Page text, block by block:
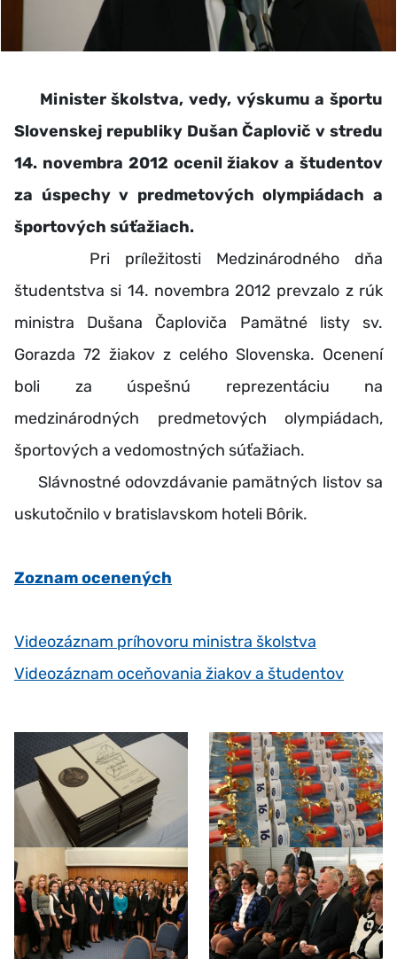
Minister školstva, vedy, výskumu a športu
Slovenskej republiky Dušan Čaplovič v stredu
14. novembra 2012 ocenil žiakov a študentov
za úspechy v predmetových olympiádach a
športových súťažiach.
Pri príležitosti Medzinárodného dňa
študentstva si 14. novembra 2012 prevzalo z rúk
ministra Dušana Čaploviča Pamätné listy sv.
Gorazda 72 žiakov z celého Slovenska. Ocenení
boli za úspešnú reprezentáciu na
medzinárodných predmetových olympiádach,
športových a vedomostných súťažiach.
Slávnostné odovzdávanie pamätných listov sa
uskutočnilo v bratislavskom hoteli Bôrik.
Zoznam ocenených
Videozáznam príhovoru ministra školstva
Videozáznam oceňovania žiakov a študentov